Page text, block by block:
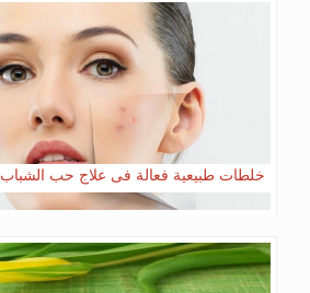
خلطات طبيعية فعالة فى علاج حب الشباب